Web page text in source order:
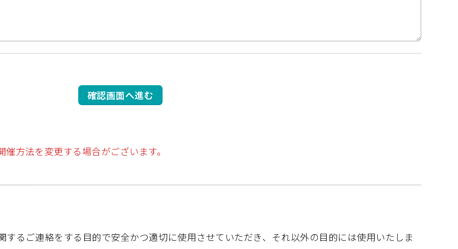
方法を変更する場合がございます。
るご連絡をする目的で安全かつ適切に使用させていただき、それ以外の目的には使用いたしま